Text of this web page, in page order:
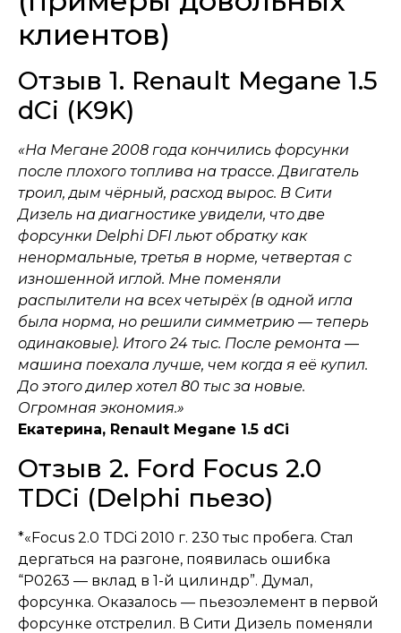
клиентов)
Отзыв 1. Renault Megane 1.5
dCi (K9K)
«На Мегане 2008 года кончились форсунки
после плохого топлива на трассе. Двигатель
троил, дым чёрный, расход вырос. В Сити
Дизель на диагностике увидели, что две
форсунки Delphi DFI льют обратку как
ненормальные, третья в норме, четвертая с
изношенной иглой. Мне поменяли
распылители на всех четырёх (в одной игла
была норма, но решили симметрию — теперь
одинаковые). Итого 24 тыс. После ремонта —
машина поехала лучше, чем когда я её купил.
До этого дилер хотел 80 тыс за новые.
Огромная экономия.»
Екатерина, Renault Megane 1.5 dCi
Отзыв 2. Ford Focus 2.0
TDCi (Delphi пьезо)
*«Focus 2.0 TDCi 2010 г. 230 тыс пробега. Стал
дергаться на разгоне, появилась ошибка
“P0263 — вклад в 1-й цилиндр”. Думал,
форсунка. Оказалось — пьезоэлемент в первой
форсунке отстрелил. В Сити Дизель поменяли